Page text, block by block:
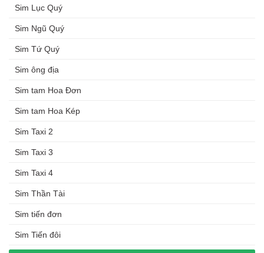
Sim Lục Quý
Sim Ngũ Quý
Sim Tứ Quý
Sim ông địa
Sim tam Hoa Đơn
Sim tam Hoa Kép
Sim Taxi 2
Sim Taxi 3
Sim Taxi 4
Sim Thần Tài
Sim tiến đơn
Sim Tiến đôi